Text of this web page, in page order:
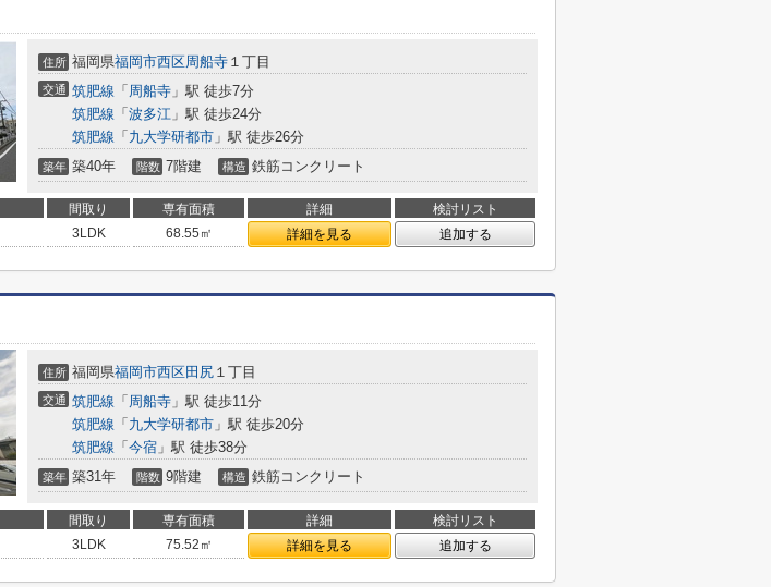
住所 福岡県福岡市西区周船寺 １丁目
交通 筑肥線 「 周船寺 」駅 徒歩7分
筑肥線 「 波多江 」駅 徒歩24分
筑肥線 「 九大学研都市 」駅 徒歩26分
築年 築40年 階数 7階建 構造 鉄筋コンクリート
間取り 専有面積 詳細
検討リスト
3LDK 68.55㎡ 詳細を見る 追加する
住所 福岡県福岡市西区田尻 １丁目
交通 筑肥線 「 周船寺 」駅 徒歩11分
筑肥線 「 九大学研都市 」駅 徒歩20分
筑肥線 「 今宿 」駅 徒歩38分
築年 築31年 階数 9階建 構造 鉄筋コンクリート
間取り 専有面積 詳細
検討リスト
3LDK 75.52㎡ 詳細を見る 追加する